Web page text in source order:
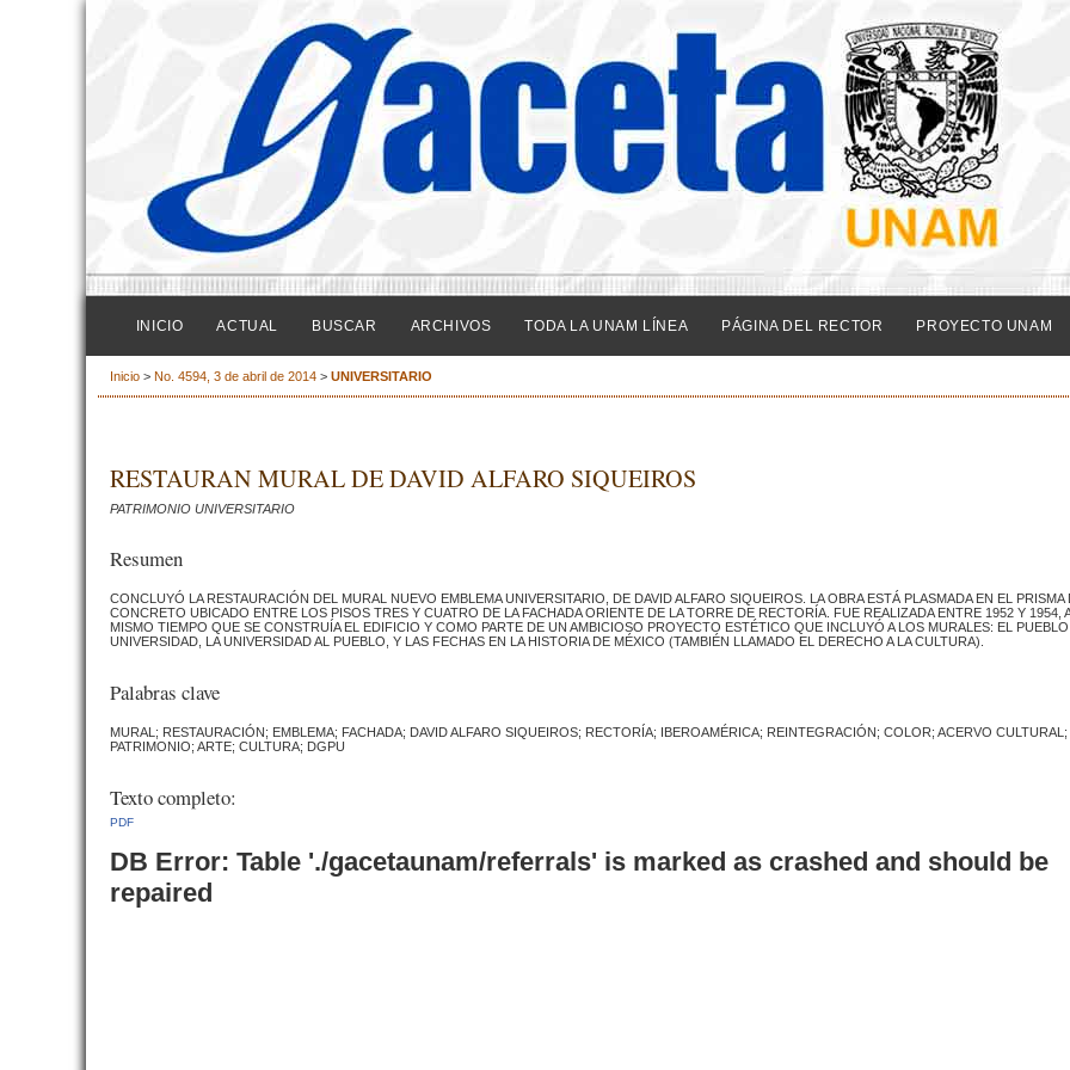
INICIO ACTUAL BUSCAR ARCHIVOS TODA LA UNAM LÍNEA PÁGINA DEL RECTOR PROYECTO UNAM
Inicio > No. 4594, 3 de abril de 2014 > UNIVERSITARIO
RESTAURAN MURAL DE DAVID ALFARO SIQUEIROS
PATRIMONIO UNIVERSITARIO
Resumen
CONCLUYÓ LA RESTAURACIÓN DEL MURAL NUEVO EMBLEMA UNIVERSITARIO, DE DAVID ALFARO SIQUEIROS. LA OBRA ESTÁ PLASMADA EN EL PRISMA
CONCRETO UBICADO ENTRE LOS PISOS TRES Y CUATRO DE LA FACHADA ORIENTE DE LA TORRE DE RECTORÍA. FUE REALIZADA ENTRE 1952 Y 1954,
MISMO TIEMPO QUE SE CONSTRUÍA EL EDIFICIO Y COMO PARTE DE UN AMBICIOSO PROYECTO ESTÉTICO QUE INCLUYÓ A LOS MURALES: EL PUEBLO
UNIVERSIDAD, LA UNIVERSIDAD AL PUEBLO, Y LAS FECHAS EN LA HISTORIA DE MÉXICO (TAMBIÉN LLAMADO EL DERECHO A LA CULTURA).
Palabras clave
MURAL; RESTAURACIÓN; EMBLEMA; FACHADA; DAVID ALFARO SIQUEIROS; RECTORÍA; IBEROAMÉRICA; REINTEGRACIÓN; COLOR; ACERVO CULTURAL;
PATRIMONIO; ARTE; CULTURA; DGPU
Texto completo:
PDF
DB Error: Table './gacetaunam/referrals' is marked as crashed and should be
repaired